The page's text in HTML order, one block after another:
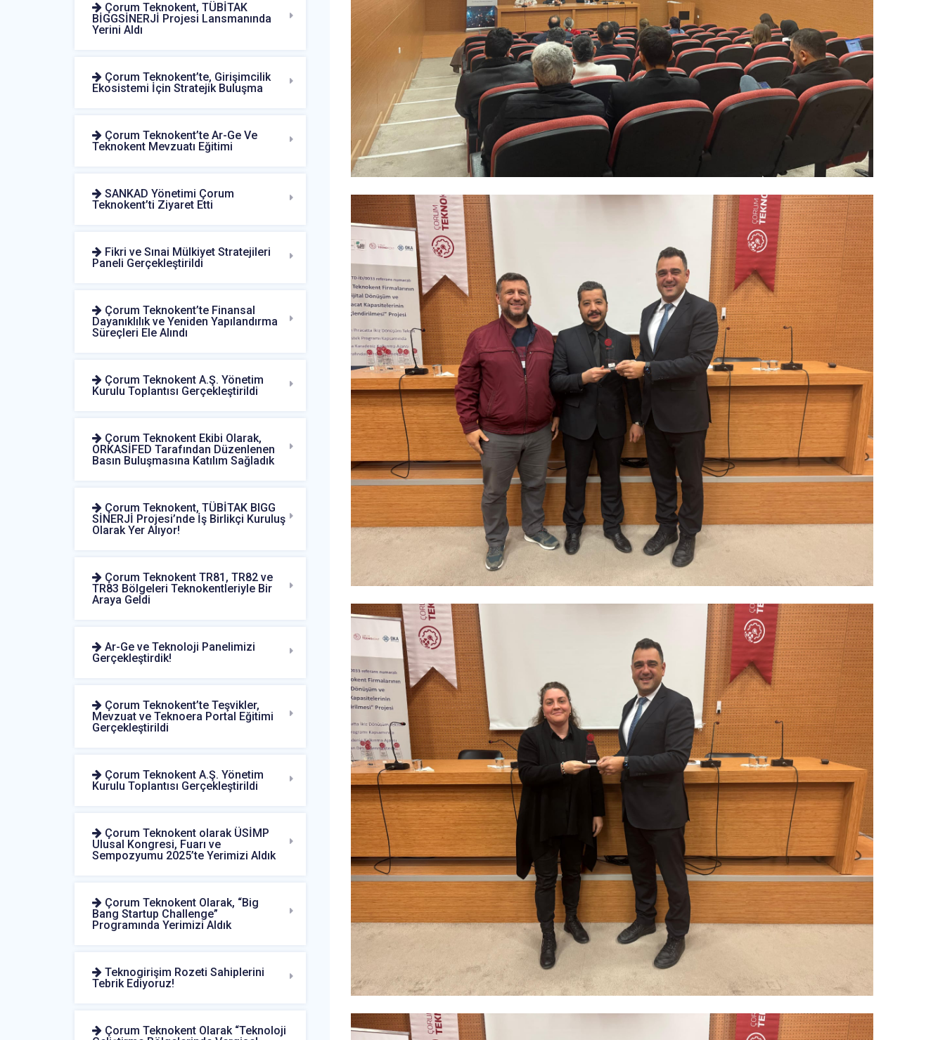
Çorum Teknokent, TÜBİTAK
BİGGSİNERJİ Projesi Lansmanında
Yerini Aldı
Çorum Teknokent’te, Girişimcilik
Ekosistemi İçin Stratejik Buluşma
Çorum Teknokent’te Ar-Ge Ve
Teknokent Mevzuatı Eğitimi
SANKAD Yönetimi Çorum
Teknokent’ti Ziyaret Etti
Fikri ve Sınai Mülkiyet Stratejileri
Paneli Gerçekleştirildi
Çorum Teknokent’te Finansal
Dayanıklılık ve Yeniden Yapılandırma
Süreçleri Ele Alındı
Çorum Teknokent A.Ş. Yönetim
Kurulu Toplantısı Gerçekleştirildi
Çorum Teknokent Ekibi Olarak,
ORKASİFED Tarafından Düzenlenen
Basın Buluşmasına Katılım Sağladık
Çorum Teknokent, TÜBİTAK BIGG
SİNERJİ Projesi’nde İş Birlikçi Kuruluş
Olarak Yer Alıyor!
Çorum Teknokent TR81, TR82 ve
TR83 Bölgeleri Teknokentleriyle Bir
Araya Geldi
Ar-Ge ve Teknoloji Panelimizi
Gerçekleştirdik!
Çorum Teknokent’te Teşvikler,
Mevzuat ve Teknoera Portal Eğitimi
Gerçekleştirildi
Çorum Teknokent A.Ş. Yönetim
Kurulu Toplantısı Gerçekleştirildi
Çorum Teknokent olarak ÜSİMP
Ulusal Kongresi, Fuarı ve
Sempozyumu 2025’te Yerimizi Aldık
Çorum Teknokent Olarak, “Big
Bang Startup Challenge”
Programında Yerimizi Aldık
Teknogirişim Rozeti Sahiplerini
Tebrik Ediyoruz!
Çorum Teknokent Olarak “Teknoloji